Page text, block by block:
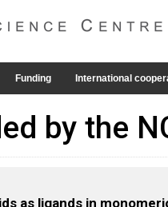
Funding International
by the
as ligands in